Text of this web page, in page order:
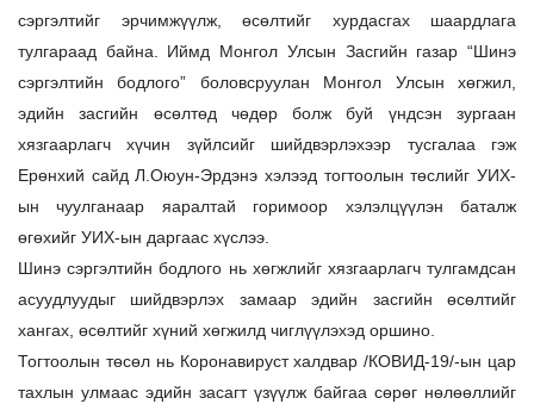
сэргэлтийг эрчимжүүлж, өсөлтийг хурдасгах шаардлага
тулгараад байна. Иймд Монгол Улсын Засгийн газар “Шинэ
сэргэлтийн бодлого” боловсруулан Монгол Улсын хөгжил,
эдийн засгийн өсөлтөд чөдөр болж буй үндсэн зургаан
хязгаарлагч хүчин зүйлсийг шийдвэрлэхээр тусгалаа гэж
Ерөнхий сайд Л.Оюун-Эрдэнэ хэлээд тогтоолын төслийг УИХ-
ын чуулганаар яаралтай горимоор хэлэлцүүлэн баталж
өгөхийг УИХ-ын даргаас хүслээ.
Шинэ сэргэлтийн бодлого нь хөгжлийг хязгаарлагч тулгамдсан
асуудлуудыг шийдвэрлэх замаар эдийн засгийн өсөлтийг
хангах, өсөлтийг хүний хөгжилд чиглүүлэхэд оршино.
Тогтоолын төсөл нь Коронавируст халдвар /КОВИД-19/-ын цар
тахлын улмаас эдийн засагт үзүүлж байгаа сөрөг нөлөөллийг